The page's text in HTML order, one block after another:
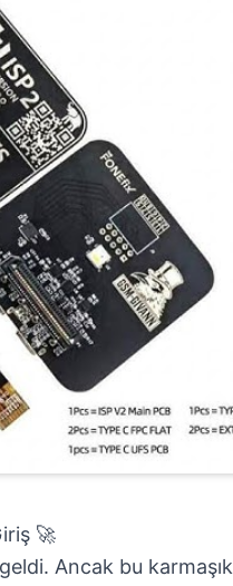
🚀
Ancak bu karmaşık